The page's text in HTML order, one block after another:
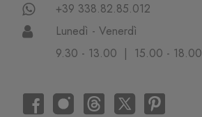
+39 338.82.85.012
Lunedì - Venerdì
9.30 - 13.00 | 15.00 - 18.00